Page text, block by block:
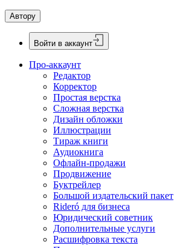
Автору
Войти в аккаунт
Про-аккаунт
Редактор
Корректор
Простая верстка
Сложная верстка
Дизайн обложки
Иллюстрации
Тираж книги
Аудиокнига
Офлайн-продажи
Продвижение
Буктрейлер
Большой издательский пакет
Rideró для бизнеса
Юридический советник
Дополнительные услуги
Расшифровка текста